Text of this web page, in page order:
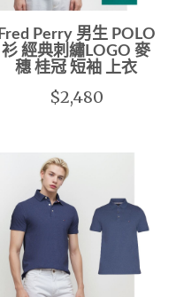
Fred Perry 男生 POLO
衫 經典刺繡LOGO 麥
穗 桂冠 短袖 上衣
$2,480